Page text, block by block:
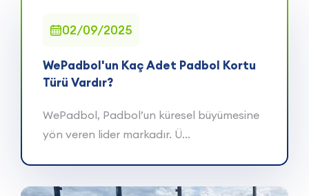
02/09/2025
WePadbol'un Kaç Adet Padbol Kortu
Türü Vardır?
WePadbol, Padbol’un küresel büyümesine
yön veren lider markadır. Ü...